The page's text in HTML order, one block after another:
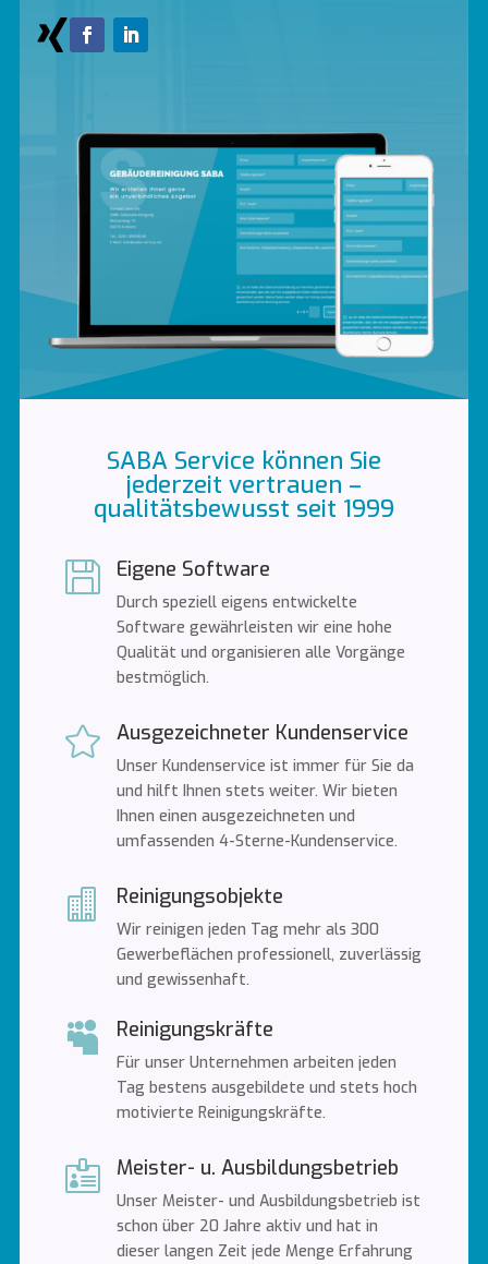
SABA Service können Sie
jederzeit vertrauen –
qualitätsbewusst seit 1999
 Eigene Software
Durch speziell eigens entwickelte
Software gewährleisten wir eine hohe
Qualität und organisieren alle Vorgänge
bestmöglich.
 Ausgezeichneter Kundenservice
Unser Kundenservice ist immer für Sie da
und hilft Ihnen stets weiter. Wir bieten
Ihnen einen ausgezeichneten und
umfassenden 4-Sterne-Kundenservice.
 Reinigungsobjekte
Wir reinigen jeden Tag mehr als 300
Gewerbeflächen professionell, zuverlässig
und gewissenhaft.
 Reinigungskräfte
Für unser Unternehmen arbeiten jeden
Tag bestens ausgebildete und stets hoch
motivierte Reinigungskräfte.
 Meister- u. Ausbildungsbetrieb
Unser Meister- und Ausbildungsbetrieb ist
schon über 20 Jahre aktiv und hat in
dieser langen Zeit jede Menge Erfahrung